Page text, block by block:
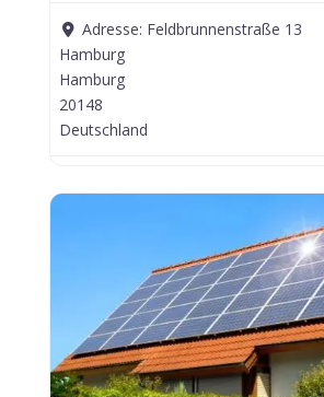
Adresse: Feldbrunnenstraße 13
Hamburg
Hamburg
20148
Deutschland